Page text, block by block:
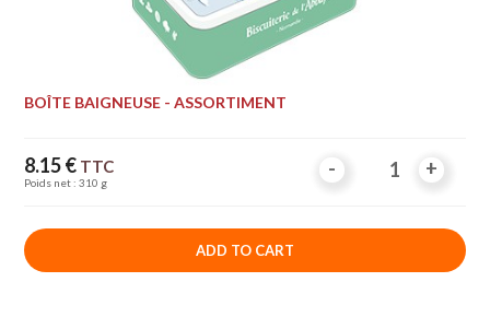
BOÎTE BAIGNEUSE - ASSORTIMENT
Price
8.15 € TTC
Poids net : 310 g
- +
- +
ADD TO CART